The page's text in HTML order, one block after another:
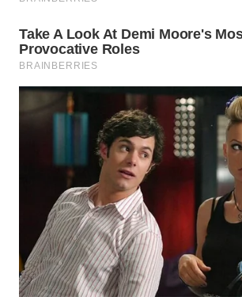
WN
NATUNA
WN
BINTAN
MANDALIKA
WN
LIKUPANG
WN
LABUANBAJO